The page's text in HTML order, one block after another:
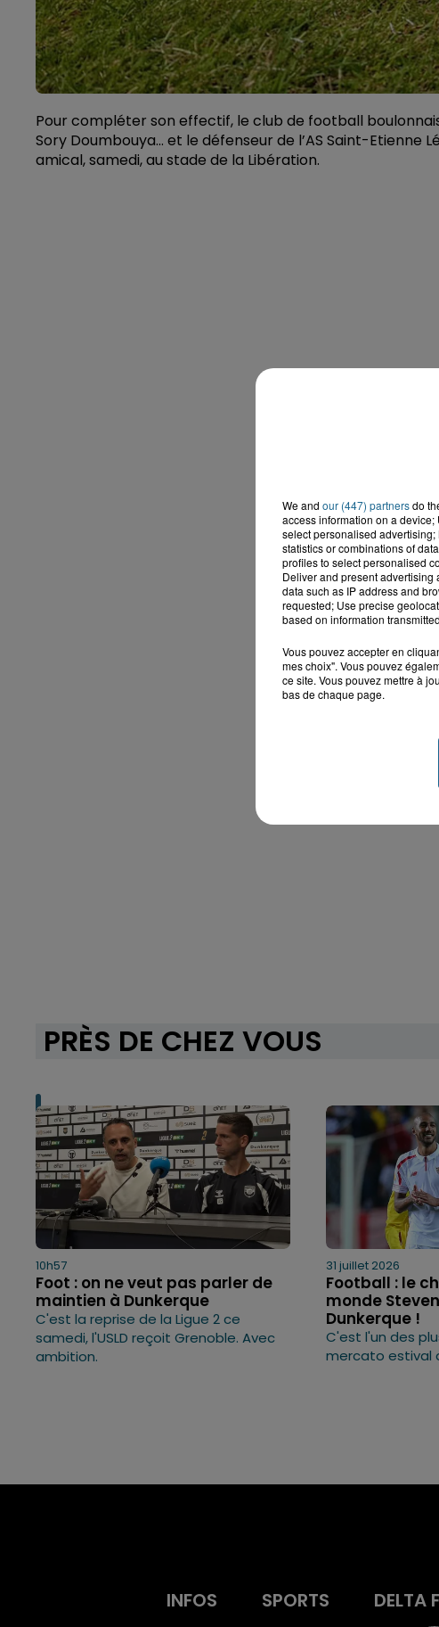
Pour compléter son effectif, le club de football
Sory Doumbouya… et le défenseur de l’AS Saint-Etienne
amical, samedi, au stade de la Libération.
PRÈS DE CHEZ VOUS
10h57
Foot : on ne veut pas parler de
maintien à Dunkerque
C'est la reprise de la Ligue 2 ce
samedi, l'USLD reçoit Grenoble. Avec
ambition.
31 juillet 2026
Football : le
monde
Dunkerque !
C'est l'un des
mercato estival
INFOS SPORTS DELTA
We and our (447) partnersdo
access information on a
select personalised
statistics or combinations of
profiles to select personalised
Deliver and present advertising
data such as IP address and
requested; Use precise
based on information
Vous pouvez accepter en
mes choix". Vous pouvez
ce site. Vous pouvez mettre à
bas de chaque page.